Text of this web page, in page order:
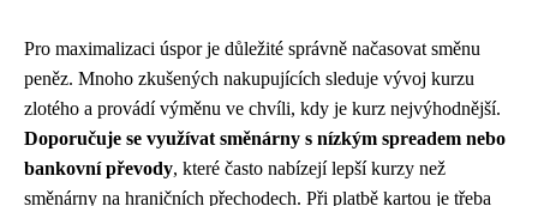
Pro maximalizaci úspor je důležité správně načasovat směnu
peněz. Mnoho zkušených nakupujících sleduje vývoj kurzu
zlotého a provádí výměnu ve chvíli, kdy je kurz nejvýhodnější.
Doporučuje se využívat směnárny s nízkým spreadem nebo
bankovní převody, které často nabízejí lepší kurzy než
směnárny na hraničních přechodech. Při platbě kartou je třeba